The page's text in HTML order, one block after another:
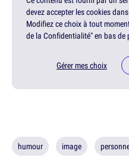
devez accepter les cookies
Modifiez ce choix à tout
de la Confidentialité" en bas de
Gérer mes choix
humour image